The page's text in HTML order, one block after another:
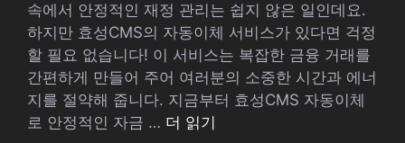
속에서 안정적인 재정 관리는 쉽지 않은 일인데요.
하지만 효성CMS의 자동이체 서비스가 있다면 걱정
할 필요 없습니다! 이 서비스는 복잡한 금융 거래를
간편하게 만들어 주어 여러분의 소중한 시간과 에너
지를 절약해 줍니다. 지금부터 효성CMS 자동이체
로 안정적인 자금 … 더 읽기